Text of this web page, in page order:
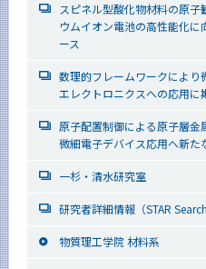
スピネル型酸化物材料の原
ウムイオン電池の高性能化
ース
数理的フレームワークによ
エレクトロニクスへの応用
原子配置制御による原子層
微細電子デバイス応用へ新
一杉・清水研究室
研究者詳細情報（STAR
物質理工学院 材料系